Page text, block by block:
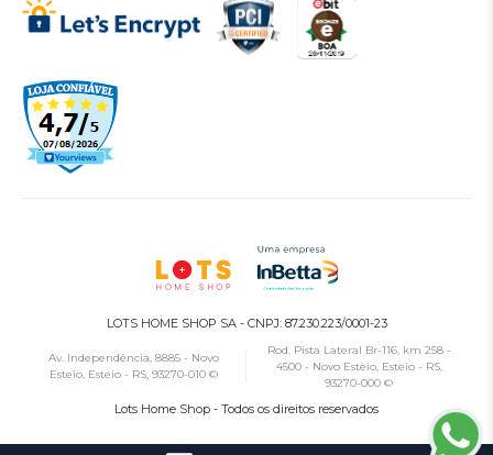
LOTS HOME SHOP SA - CNPJ: 87.230.223/0001-23
Av. Independência, 8885 - Novo
Esteio, Esteio - RS, 93270-010 ©
Rod. Pista Lateral Br-116, km 258 -
4500 - Novo Esteio, Esteio - RS,
93270-000 ©
Lots Home Shop - Todos os direitos reservados